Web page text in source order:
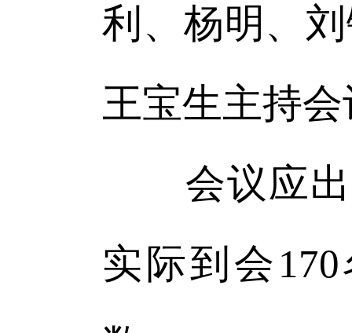
利、杨明、
王宝生主持
会议应出
实际到会